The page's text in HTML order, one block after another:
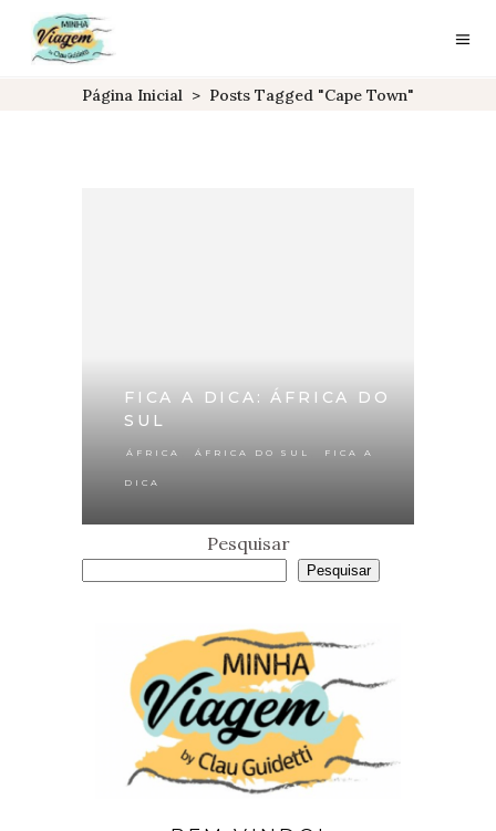
Página Inicial > Posts Tagged "cape Town"
FICA A DICA: ÁFRICA DO
SUL
ÁFRICA ÁFRICA DO SUL FICA A
DICA
Pesquisar
Pesquisar